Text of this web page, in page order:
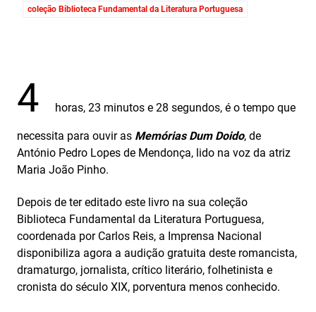
coleção Biblioteca Fundamental da Literatura Portuguesa
4 horas, 23 minutos e 28 segundos, é o tempo que
necessita para ouvir as Memórias Dum Doido, de
António Pedro Lopes de Mendonça, lido na voz da atriz
Maria João Pinho.
Depois de ter editado este livro na sua coleção
Biblioteca Fundamental da Literatura Portuguesa,
coordenada por Carlos Reis, a Imprensa Nacional
disponibiliza agora a audição gratuita deste romancista,
dramaturgo, jornalista, crítico literário, folhetinista e
cronista do século XIX, porventura menos conhecido.